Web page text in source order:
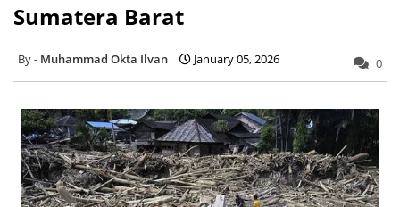
Sumatera Barat
Muhammad Okta Ilvan January 05, 2026 0